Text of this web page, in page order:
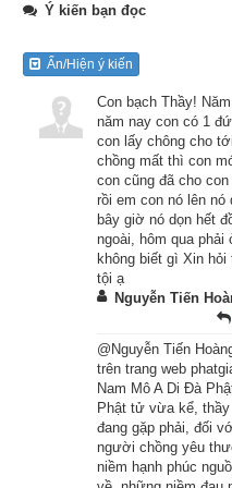
Đức Phật đã từng dạy rằng
không những thù thắng, mà
an toàn nhất. Những người
là những người đã tạo
đang hưởng phúc báo của
thí ngày nay chính là đang
Thời xưa ở Ấn Độ có một bà
thâm sâu và thành khẩn.
tạo công đức. Vì thế nhân
mến tôn kính bà, và ngay
người suy tôn.
Một hôm, bà khoác vào
trên đầu đội vương miện
hoa với nhà vua. Nhà
Ý kiến bạn đọc
Ẩn/Hiện ý kiến
Con bạch Thầy!
năm nay con có 1
con lấy chông cho
chồng mất thì con
con cũng đã cho
rồi em con nó lên
bây giờ nó dọn hết
ngoài, hôm qua
không biết gì Xin
tội ạ
Nguyễn Tiến
@Nguyễn Tiến
trên trang web
Nam Mô A Di Đà
Phật tử vừa kể,
đang gặp phải, đối
người chồng yêu
niềm hạnh phúc